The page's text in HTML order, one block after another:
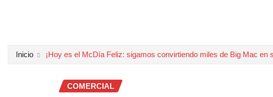
Inicio ¡Hoy es el McDía Feliz: sigamos convirtiendo miles de Big Mac en
COMERCIAL